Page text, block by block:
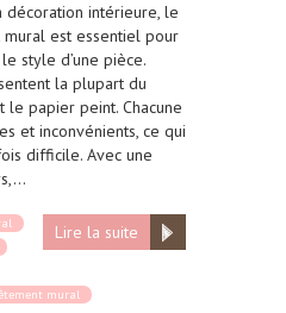
intérieure, le
est essentiel pour
style d’une pièce.
la plupart du
papier peint. Chacune
et inconvénients, ce qui
difficile. Avec une
Lire la suite
mural